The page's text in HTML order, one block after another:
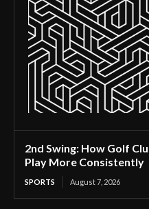
2nd Swing: How Golf
Play More Consistently
SPORTS August 7, 2026